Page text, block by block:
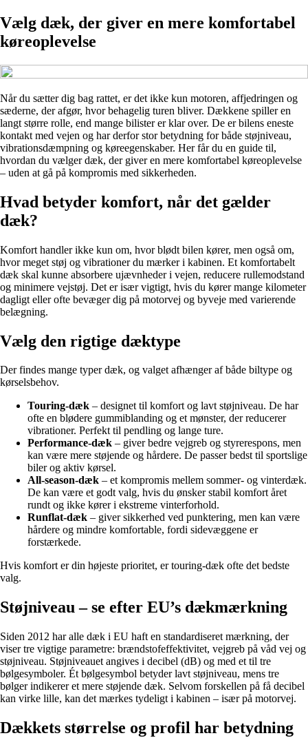
Vælg dæk, der giver en mere komfortabel
køreoplevelse
Når du sætter dig bag rattet, er det ikke kun motoren, affjedringen og
sæderne, der afgør, hvor behagelig turen bliver. Dækkene spiller en
langt større rolle, end mange bilister er klar over. De er bilens eneste
kontakt med vejen og har derfor stor betydning for både støjniveau,
vibrationsdæmpning og køreegenskaber. Her får du en guide til,
hvordan du vælger dæk, der giver en mere komfortabel køreoplevelse
– uden at gå på kompromis med sikkerheden.
Hvad betyder komfort, når det gælder
dæk?
Komfort handler ikke kun om, hvor blødt bilen kører, men også om,
hvor meget støj og vibrationer du mærker i kabinen. Et komfortabelt
dæk skal kunne absorbere ujævnheder i vejen, reducere rullemodstand
og minimere vejstøj. Det er især vigtigt, hvis du kører mange kilometer
dagligt eller ofte bevæger dig på motorvej og byveje med varierende
belægning.
Vælg den rigtige dæktype
Der findes mange typer dæk, og valget afhænger af både biltype og
kørselsbehov.
Touring-dæk – designet til komfort og lavt støjniveau. De har
ofte en blødere gummiblanding og et mønster, der reducerer
vibrationer. Perfekt til pendling og lange ture.
Performance-dæk – giver bedre vejgreb og styrerespons, men
kan være mere støjende og hårdere. De passer bedst til sportslige
biler og aktiv kørsel.
All-season-dæk – et kompromis mellem sommer- og vinterdæk.
De kan være et godt valg, hvis du ønsker stabil komfort året
rundt og ikke kører i ekstreme vinterforhold.
Runflat-dæk – giver sikkerhed ved punktering, men kan være
hårdere og mindre komfortable, fordi sidevæggene er
forstærkede.
Hvis komfort er din højeste prioritet, er touring-dæk ofte det bedste
valg.
Støjniveau – se efter EU’s dækmærkning
Siden 2012 har alle dæk i EU haft en standardiseret mærkning, der
viser tre vigtige parametre: brændstofeffektivitet, vejgreb på våd vej og
støjniveau. Støjniveauet angives i decibel (dB) og med et til tre
bølgesymboler. Ét bølgesymbol betyder lavt støjniveau, mens tre
bølger indikerer et mere støjende dæk. Selvom forskellen på få decibel
kan virke lille, kan det mærkes tydeligt i kabinen – især på motorvej.
Dækkets størrelse og profil har betydning